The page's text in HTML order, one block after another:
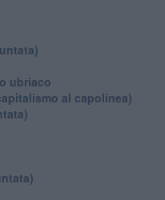
ubriaco
al capolinea)